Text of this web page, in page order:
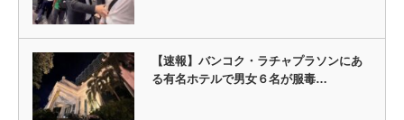
【速報】バンコク・ラチャプラソンにあ
る有名ホテルで男女６名が服毒…